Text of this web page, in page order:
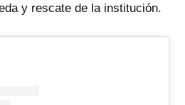
y rescate de la institución.